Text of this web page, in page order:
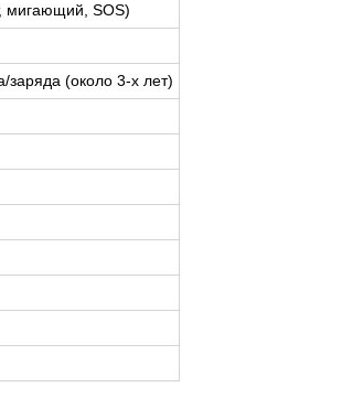
мигающий, SOS)
заряда (около 3-х лет)